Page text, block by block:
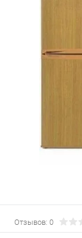
Отзывов: 0